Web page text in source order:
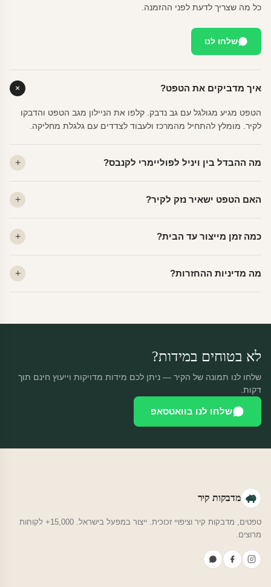
כל מה שצריך לדעת לפני ההזמנה.
שלחו לנו
איך מדביקים את הטפט?
הטפט מגיע מגולגל עם גב נדבק. קלפו את הניילון מגב הטפט והדבקו
לקיר. מומלץ להתחיל מהמרכז ולעבוד לצדדים עם גלגלת מחליקה.
מה ההבדל בין ויניל לפוליימרי לקנבס?
פרמיום. קנבס — בד אמנותי יוקרתי, מט.
האם הטפט ישאיר נזק לקיר?
מתאים לקיר מטויח, גבס, קרמיקה וזכוכית.
כמה זמן מייצור עד הבית?
יוצאות באותו יום.
מה מדיניות ההחזרות?
לא בטוחים במידות?
שלחו לנו תמונה של הקיר — ניתן לכם מידות מדויקות וייעוץ חינם תוך
דקות.
שלחו לנו בוואטסאפ
מדבקות קיר
טפטים, מדבקות קיר וציפויי זכוכית. ייצור במפעל בישראל. 15,000+ לקוחות
מרוצים.